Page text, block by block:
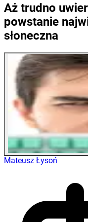
Aż trudno
powstanie
słoneczna
Mateusz Łysoń